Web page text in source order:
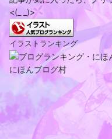
<(_ _)>
イラストランキング
にほんブログ村